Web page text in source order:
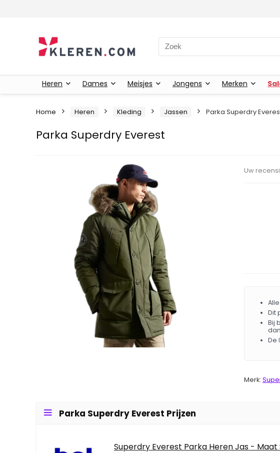
Zoeken naar:
Heren Dames Meisjes Jongens Merken
Home Heren Kleding Jassen Parka Superdry
Parka Superdry Everest
Uw
Dit
Bij
De
Merk:
Parka Superdry Everest Prijzen
Superdry Everest Parka Heren Jas - Maat